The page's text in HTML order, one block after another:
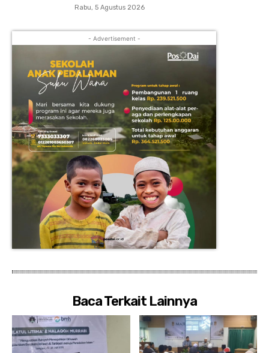
Rabu, 5 Agustus 2026
- Advertisement -
Baca Terkait Lainnya